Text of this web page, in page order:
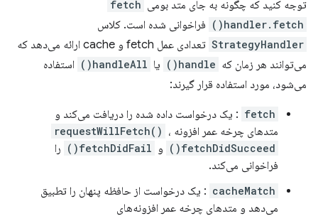
توجه کنید که چگونه به جای متد بومی fetch
handler.fetch()
فراخوانی شده است. کلاس
StrategyHandler
تعدادی عمل fetch و cache ارائه می‌دهد که
می‌توانند هر زمان که handle() یا handleAll()
استفاده
می‌شود، مورد استفاده قرار گیرند:
fetch : یک درخواست داده شده را دریافت می‌کند و
متدهای چرخه عمر افزونه
requestWillFetch() ،
fetchDidSucceed() و fetchDidFail()
را
فراخوانی می‌کند.
cacheMatch : یک درخواست از حافظه پنهان را تطبیق
می‌دهد و متدهای چرخه عمر افزونه‌های